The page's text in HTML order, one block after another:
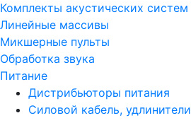
Комплекты акустических систем
Линейные массивы
Микшерные пульты
Обработка звука
Питание
Дистрибьюторы питания
Силовой кабель, удлинители